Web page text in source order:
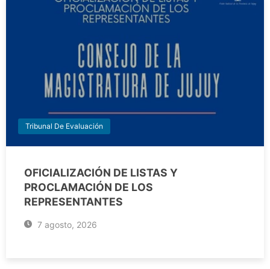
Tribunal De Evaluación
OFICIALIZACIÓN DE LISTAS Y
PROCLAMACIÓN DE LOS
REPRESENTANTES
7 agosto, 2026